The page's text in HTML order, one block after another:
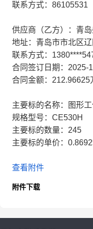
联系方式：86105531
供应商（乙方）：青
地址：青岛市市北区
联系方式：
合同签订日期：2025-
合同金额：212.96625
主要标的名称：图形
规格型号：CE530H
主要标的数量：245
主要标的单价：
查看附件
附件下载